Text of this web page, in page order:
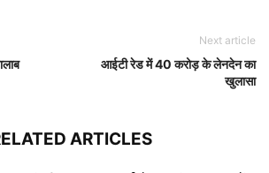
Next article
आईटी रेड में 40 करोड़ के लेनदेन का
खुलासा
ARTICLES